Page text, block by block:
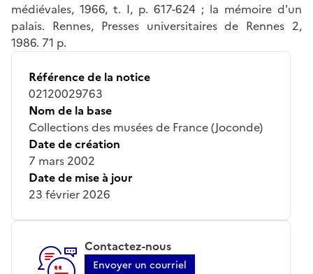
médiévales, 1966, t. I, p. 617-624 ; la mémoire d'un
palais. Rennes, Presses universitaires de Rennes 2,
1986. 71 p.
Référence de la notice
02120029763
Nom de la base
Collections des musées de France (Joconde)
Date de création
7 mars 2002
Date de mise à jour
23 février 2026
Contactez-nous
Envoyer un courriel